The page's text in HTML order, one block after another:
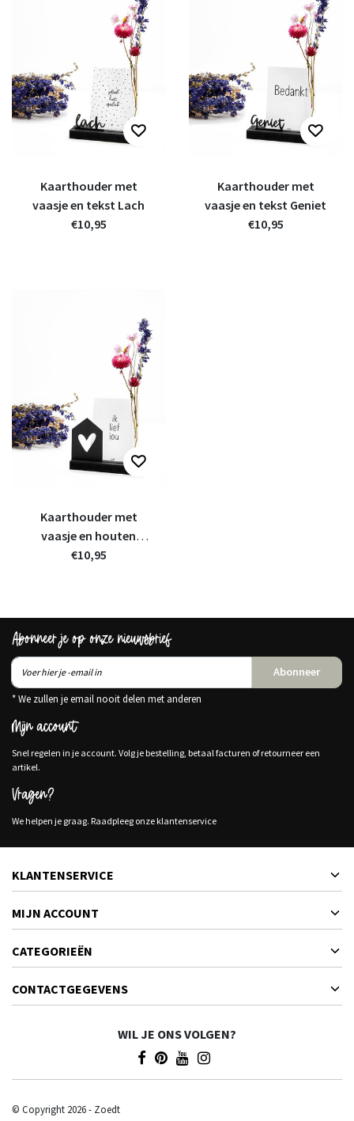
Kaarthouder met
vaasje en tekst Lach
€10,95
Kaarthouder met
vaasje en tekst Geniet
€10,95
Kaarthouder met
vaasje en houten
kaartje
€10,95
Abonneer je op onze nieuwsbrief
Abonneer
* We zullen je email nooit delen met anderen
Mijn account
Snel regelen in je account. Volg je bestelling, betaal facturen of retourneer een
artikel.
Vragen?
We helpen je graag. Raadpleeg onze klantenservice
KLANTENSERVICE
MIJN ACCOUNT
CATEGORIEËN
CONTACTGEGEVENS
WIL JE ONS VOLGEN?
© Copyright 2026 - Zoedt